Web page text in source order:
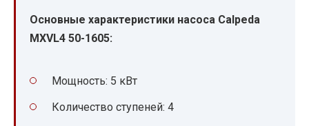
Основные характеристики насоса Calpeda
MXVL4 50-1605:
Мощность: 5 кВт
Количество ступеней: 4